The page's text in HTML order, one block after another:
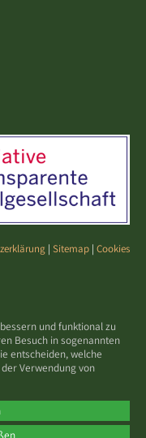
und funktional zu
Besuch in sogenannten
entscheiden, welche
Verwendung von
| Sitemap | Cookies